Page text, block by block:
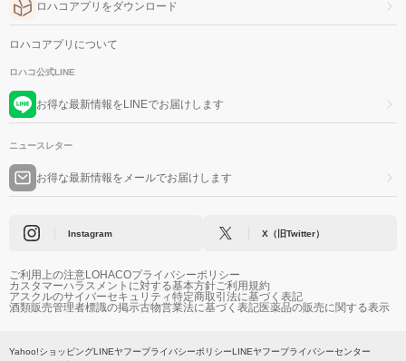
ロハコアプリをダウンロード
ロハコアプリについて
ロハコ公式LINE
お得な最新情報をLINEでお届けします
ニュースレター
お得な最新情報をメールでお届けします
Instagram X（旧Twitter）
ご利用上の注意LOHACOプライバシーポリシー
カスタマーハラスメントに対する基本方針ご利用規約
アスクルのサイバーセキュリティ特定商取引法に基づく表記
酒類販売管理者標識の掲示古物営業法に基づく表記医薬品の販売に関する表示
Yahoo!ショッピングLINEヤフープライバシーポリシーLINEヤフープライバシーセンター